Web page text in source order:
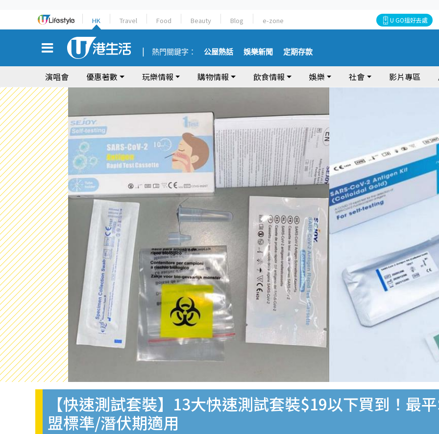
HK Travel Food Beauty Blog e-zone U GO搵好去處
熱門關鍵字： 公屋熱話 娛樂新聞 定期存款
演唱會 優惠著數 玩樂情報 購物情報 飲食情報 娛樂 社會 影片專區
【快速測試套裝】13大快速測試套裝$19以下買到！最
盟標準/潛伏期適用